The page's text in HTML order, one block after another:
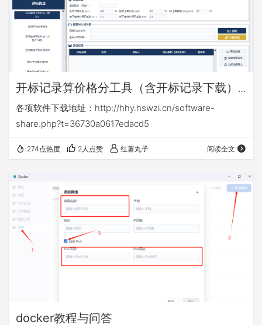
开标记录算价格分工具（含开标记录下载）
v16.6
各项软件下载地址：http://hhy.hswzi.cn/software-
share.php?t=36730a0617edacd5
274点热度 2人点赞 红薯丸子 阅读全文
docker教程与问答